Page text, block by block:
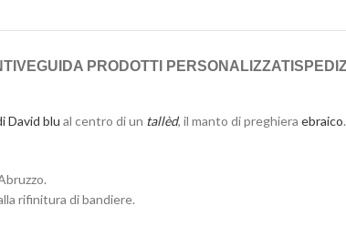
GUIDA PRODOTTI PERSONALIZZATI
David blu al centro di un tallèd, il manto di preghiera ebraico
rifinitura di bandiere.